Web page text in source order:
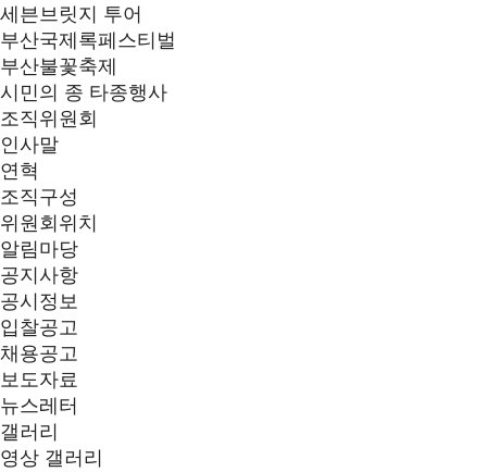
세븐브릿지 투어
부산국제록페스티벌
부산불꽃축제
시민의 종 타종행사
조직위원회
인사말
연혁
조직구성
위원회위치
알림마당
공지사항
공시정보
입찰공고
채용공고
보도자료
뉴스레터
갤러리
영상 갤러리